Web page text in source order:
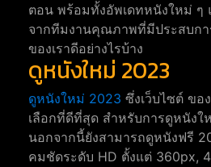
ตอน พร้อมทั้งอัพเดทหนังใหม่ ๆ
จากทีมงานคุณภาพที่มีประสบก
ของเราดีอย่างไรบ้าง
ดูหนังใหม่ 2023
ดูหนังใหม่ 2023 ซึ่งเว็บไซต์ ขอ
เลือกที่ดีที่สุด สำหรับการดูหนังใ
นอกจากนี้ยังสามารถดูหนังฟรี
คมชัดระดับ HD ตั้งแต่ 360px,